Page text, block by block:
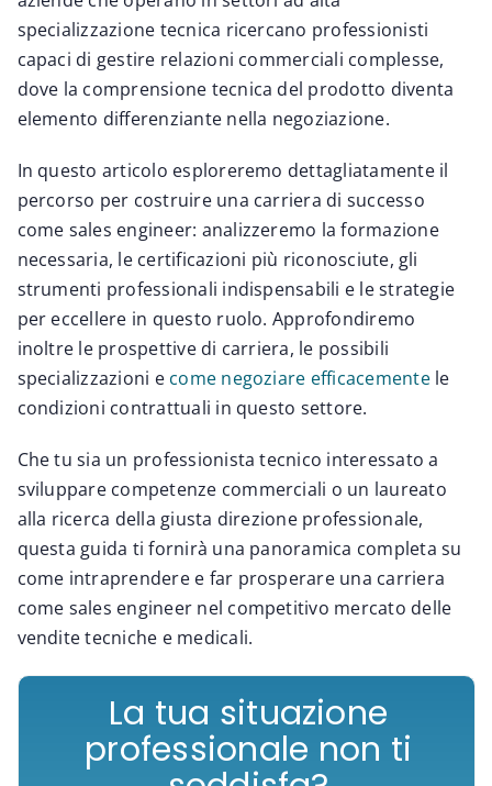
specializzazione tecnica ricercano professionisti
capaci di gestire relazioni commerciali complesse,
dove la comprensione tecnica del prodotto diventa
elemento differenziante nella negoziazione.
In questo articolo esploreremo dettagliatamente il
percorso per costruire una carriera di successo
come sales engineer: analizzeremo la formazione
necessaria, le certificazioni più riconosciute, gli
strumenti professionali indispensabili e le strategie
per eccellere in questo ruolo. Approfondiremo
inoltre le prospettive di carriera, le possibili
specializzazioni e come negoziare efficacementele
condizioni contrattuali in questo settore.
Che tu sia un professionista tecnico interessato a
sviluppare competenze commerciali o un laureato
alla ricerca della giusta direzione professionale,
questa guida ti fornirà una panoramica completa su
come intraprendere e far prosperare una carriera
come sales engineer nel competitivo mercato delle
vendite tecniche e medicali.
La tua situazione
professionale non ti